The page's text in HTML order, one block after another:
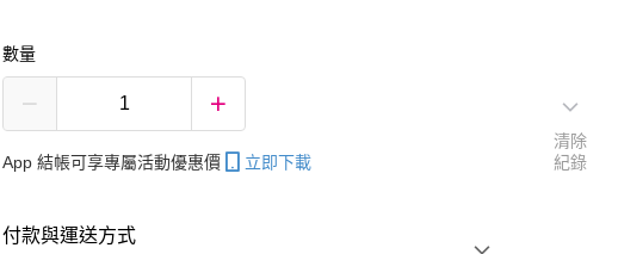
數量
App 結帳可享專屬活動優惠價 立即下載
付款與運送方式
清除
紀錄